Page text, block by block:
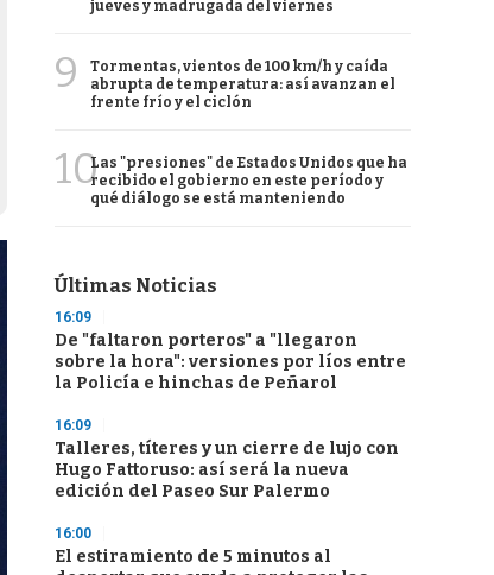
jueves y madrugada del viernes
9
Tormentas, vientos de 100 km/h y caída
abrupta de temperatura: así avanzan el
frente frío y el ciclón
10Las "presiones" de Estados Unidos que ha
recibido el gobierno en este período y
qué diálogo se está manteniendo
Últimas Noticias
16:09
De "faltaron porteros" a "llegaron
sobre la hora": versiones por líos entre
la Policía e hinchas de Peñarol
16:09
Talleres, títeres y un cierre de lujo con
Hugo Fattoruso: así será la nueva
edición del Paseo Sur Palermo
16:00
El estiramiento de 5 minutos al